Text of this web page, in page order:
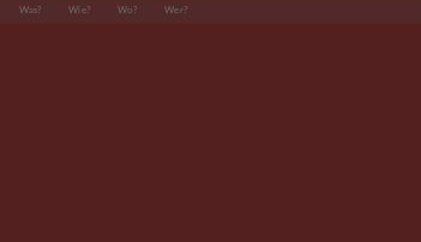
Was? Wie? Wo? Wer?